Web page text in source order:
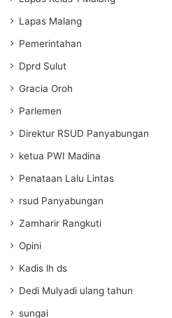
Lapas Malang
Pemerintahan
Dprd Sulut
Gracia Oroh
Parlemen
Direktur RSUD Panyabungan
ketua PWI Madina
Penataan Lalu Lintas
rsud Panyabungan
Zamharir Rangkuti
Opini
Kadis lh ds
Dedi Mulyadi ulang tahun
sungai